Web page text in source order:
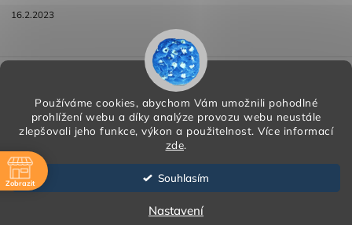
Používáme cookies, abychom Vám umožnili pohodlné
prohlížení webu a díky analýze provozu webu neustále
zlepšovali jeho funkce, výkon a použitelnost. Více informací
zde.
Souhlasím
Nastavení
16.2.2023
Reklamace a vracení zboží
Podmínky ochrany osobních údajů
Copyright 2026 HORA PP s.r.o.
Shoptet | Design
Zobrazit